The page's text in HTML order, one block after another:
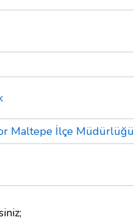
Maltepe İlçe Müdürlüğü